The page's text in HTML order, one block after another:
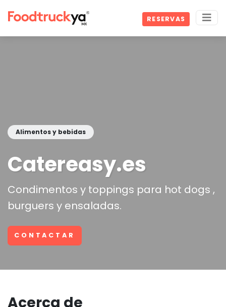
RESERVAS
Alimentos y bebidas
Catereasy.es
Condimentos y toppings para hot dogs ,
burguers y ensaladas.
CONTACTAR
Acerca de